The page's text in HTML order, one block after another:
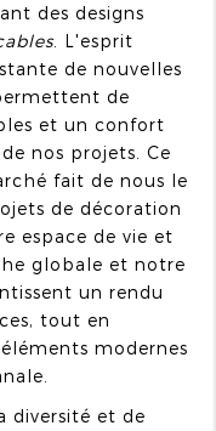
des designs
. L'esprit
de nouvelles
de
et un confort
nos projets. Ce
fait de nous le
de décoration
espace de vie et
globale et notre
un rendu
tout en
modernes
diversité et de